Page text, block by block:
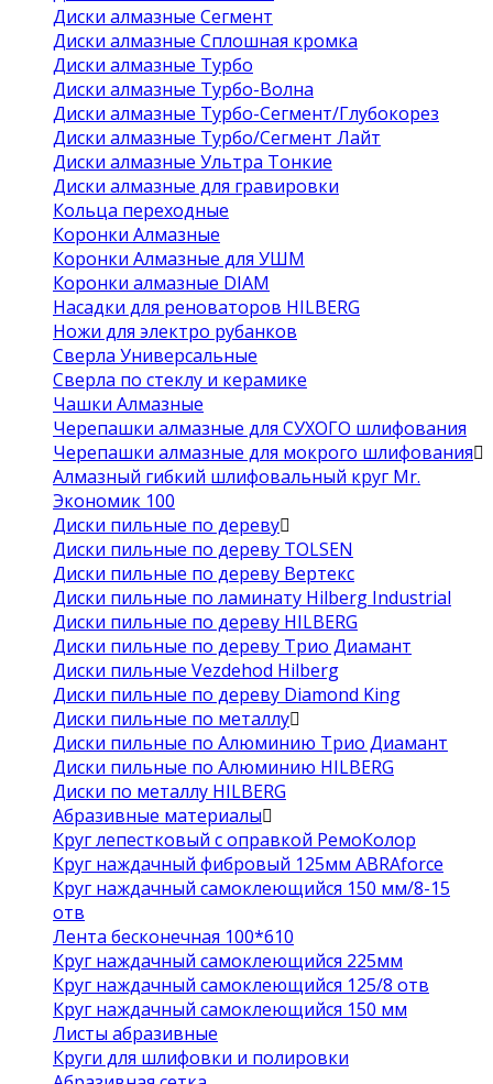
Диски алмазные Сегмент
Диски алмазные Сплошная кромка
Диски алмазные Турбо
Диски алмазные Турбо-Волна
Диски алмазные Турбо-Сегмент/Глубокорез
Диски алмазные Турбо/Сегмент Лайт
Диски алмазные Ультра Тонкие
Диски алмазные для гравировки
Кольца переходные
Коронки Алмазные
Коронки Алмазные для УШМ
Коронки алмазные DIAM
Насадки для реноваторов HILBERG
Ножи для электро рубанков
Сверла Универсальные
Сверла по стеклу и керамике
Чашки Алмазные
Черепашки алмазные для СУХОГО шлифования
Черепашки алмазные для мокрого шлифования
Алмазный гибкий шлифовальный круг Mr.
Экономик 100
Диски пильные по дереву
Диски пильные по дереву TOLSEN
Диски пильные по дереву Вертекс
Диски пильные по ламинату Hilberg Industrial
Диски пильные по дереву HILBERG
Диски пильные по дереву Трио Диамант
Диски пильные Vezdehod Hilberg
Диски пильные по дереву Diamond King
Диски пильные по металлу
Диски пильные по Алюминию Трио Диамант
Диски пильные по Алюминию HILBERG
Диски по металлу HILBERG
Абразивные материалы
Круг лепестковый с оправкой РемоКолор
Круг наждачный фибровый 125мм ABRAforce
Круг наждачный самоклеющийся 150 мм/8-15
отв
Лента бесконечная 100*610
Круг наждачный самоклеющийся 225мм
Круг наждачный самоклеющийся 125/8 отв
Круг наждачный самоклеющийся 150 мм
Листы абразивные
Круги для шлифовки и полировки